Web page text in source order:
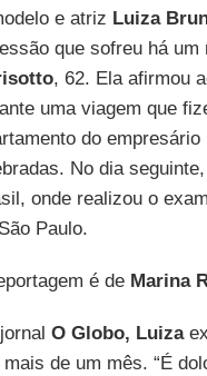
e atriz Luiza
que sofreu há
, 62. Ela afirmou
uma viagem que
do
No dia
onde realizou o
Paulo.
é de Marina
O Globo, Luiza
mais de um mês. “É